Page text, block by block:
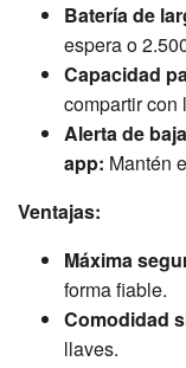
Batería de
espera o
Capacidad
compartir con
Alerta de
app: Mantén
Ventajas:
Máxima
forma fiable.
Comodidad
llaves.